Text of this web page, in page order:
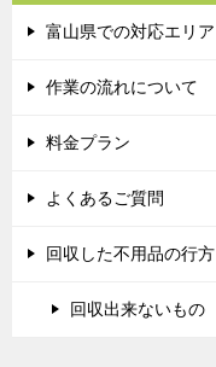
富山県での対応エリア
作業の流れについて
料金プラン
よくあるご質問
回収した不用品の行方
回収出来ないもの